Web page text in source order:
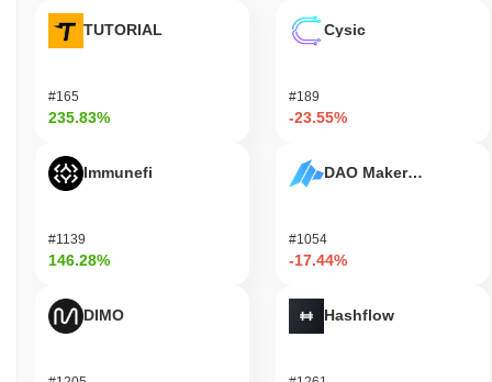
TUTORIAL
#165
235.83%
Immunefi
#1139
146.28%
DIMO
Cysic
#189
-23.55%
DAO Maker Token
#1054
-17.44%
Hashflow